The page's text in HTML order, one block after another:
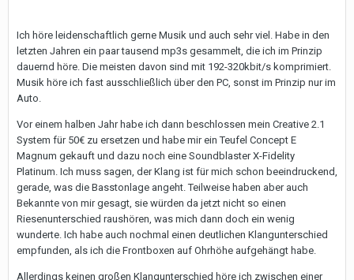
Ich höre leidenschaftlich gerne Musik und auch sehr viel. Habe in den
letzten Jahren ein paar tausend mp3s gesammelt, die ich im Prinzip
dauernd höre. Die meisten davon sind mit 192-320kbit/s komprimiert.
Musik höre ich fast ausschließlich über den PC, sonst im Prinzip nur im
Auto.
Vor einem halben Jahr habe ich dann beschlossen mein Creative 2.1
System für 50€ zu ersetzen und habe mir ein Teufel Concept E
Magnum gekauft und dazu noch eine Soundblaster X-Fidelity
Platinum. Ich muss sagen, der Klang ist für mich schon beeindruckend,
gerade, was die Basstonlage angeht. Teilweise haben aber auch
Bekannte von mir gesagt, sie würden da jetzt nicht so einen
Riesenunterschied raushören, was mich dann doch ein wenig
wunderte. Ich habe auch nochmal einen deutlichen Klangunterschied
empfunden, als ich die Frontboxen auf Ohrhöhe aufgehängt habe.
Allerdings keinen großen Klangunterschied höre ich zwischen einer